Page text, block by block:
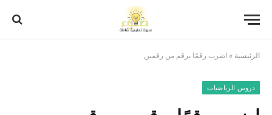
الرئيسية » اضرب رقمًا برقم من رقمين
دروس الرياضيات